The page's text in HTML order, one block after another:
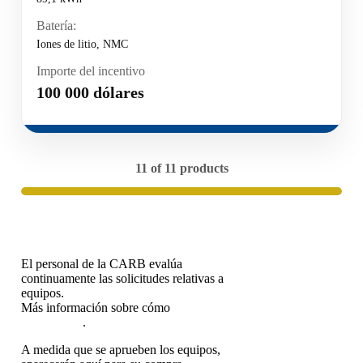
Batería:
Iones de litio, NMC
Importe del incentivo
100 000 dólares
11 of 11 products
El personal de la CARB evalúa
continuamente las solicitudes relativas a
equipos.
Más información sobre cómo
.
A medida que se aprueben los equipos,